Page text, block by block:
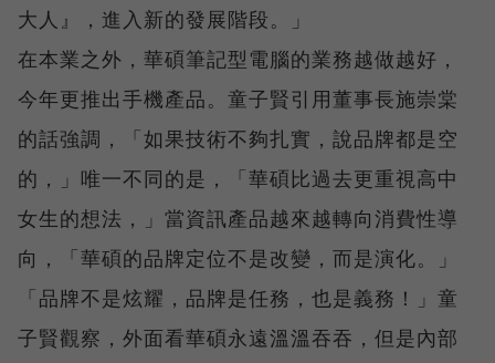
大人』，進入新的發展階段。」
在本業之外，華碩筆記型電腦的業務越做越好，
今年更推出手機產品。童子賢引用董事長施崇棠
的話強調，「如果技術不夠扎實，說品牌都是空
的，」唯一不同的是，「華碩比過去更重視高中
女生的想法，」當資訊產品越來越轉向消費性導
向，「華碩的品牌定位不是改變，而是演化。」
「品牌不是炫耀，品牌是任務，也是義務！」童
子賢觀察，外面看華碩永遠溫溫吞吞，但是內部